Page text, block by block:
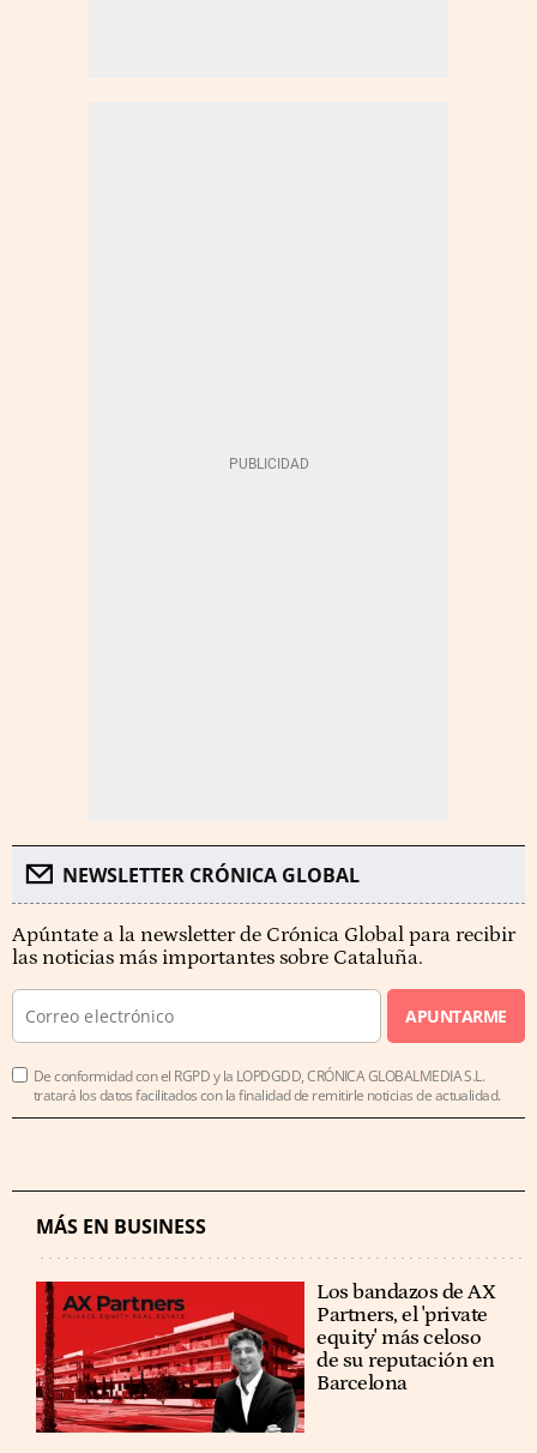
NEWSLETTER CRÓNICA GLOBAL
Apúntate a la newsletter de Crónica Global para recibir
las noticias más importantes sobre Cataluña.
APUNTARME
De conformidad con el RGPD y la LOPDGDD, CRÓNICA GLOBALMEDIA S.L.
tratará los datos facilitados con la finalidad de remitirle noticias de actualidad.
MÁS EN BUSINESS
Los bandazos de AX
Partners, el 'private
equity' más celoso
de su reputación en
Barcelona